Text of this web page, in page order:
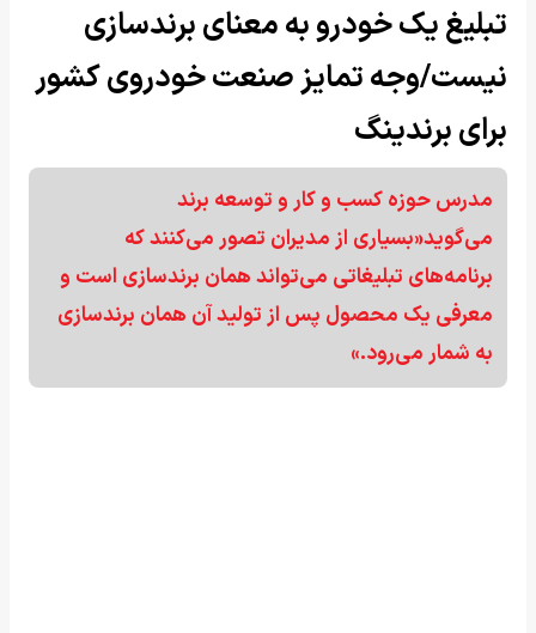
تبلیغ یک خودرو به معنای برندسازی
نیست/وجه تمایز صنعت خودروی کشور
برای برندینگ
مدرس حوزه کسب و کار و توسعه برند
می‌گوید«بسیاری از مدیران تصور می‌کنند که
برنامه‌های تبلیغاتی می‌تواند همان برندسازی است و
معرفی یک محصول پس از تولید آن همان برندسازی
به شمار می‌رود.»